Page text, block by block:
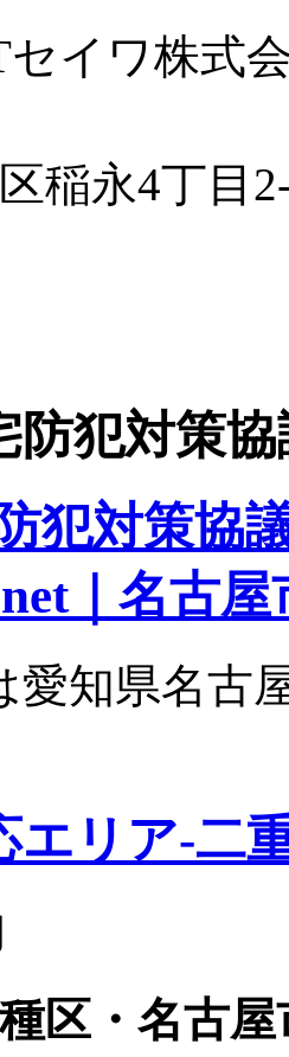
イワ株式
稲永4丁目
防犯対策
愛知県名古
エリア-二
区・名古